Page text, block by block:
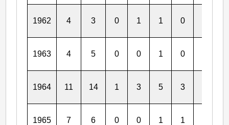
1962 4 3 0 1 1 0
1963 4 5 0 0 1 0
1964 11 14 1 3 5 3
1965 7 6 0 0 1 1